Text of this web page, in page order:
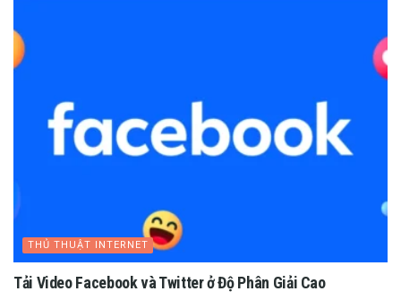
THỦ THUẬT INTERNET
Tải Video Facebook và Twitter ở Độ Phân Giải Cao